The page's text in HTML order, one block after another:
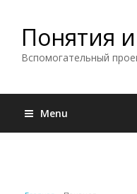
Понятия
Вспомогательный
Menu